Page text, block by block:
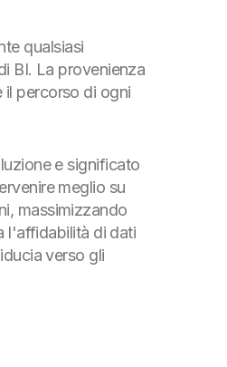
qualsiasi
BI. La provenienza
il percorso di ogni
e significato
meglio su
massimizzando
l'affidabilità di dati
verso gli